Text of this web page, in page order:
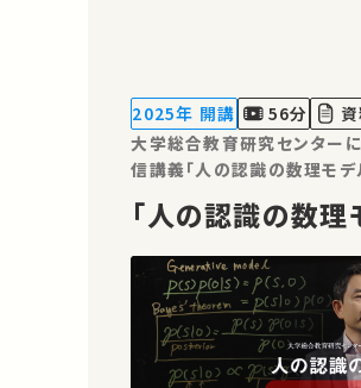
講座 ★あなたのシェアが、ほかの誰か
の学びに繋がるかもしれ
2025年 開講 56分
大学総合教育研究センター
信講義「人の認識の数理モデ
「人の認識の数理